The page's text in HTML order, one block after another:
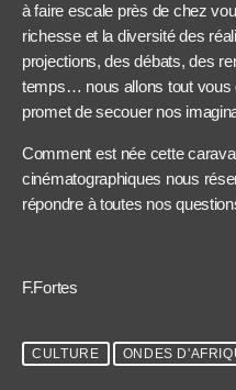
à faire escale près de chez
richesse et la diversité des
projections, des débats, des
temps… nous allons tout vous
promet de secouer nos
Comment est née cette
cinématographiques nous
répondre à toutes nos
F.Fortes
CULTURE ONDES